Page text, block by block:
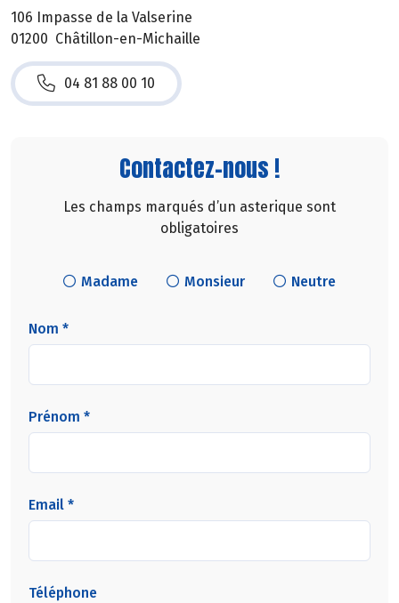
106 Impasse de la Valserine
01200 Châtillon-en-Michaille
04 81 88 00 10
Contactez-nous !
Les champs marqués d’un asterique sont
obligatoires
Madame Monsieur Neutre
Nom *
Prénom *
Email *
Téléphone